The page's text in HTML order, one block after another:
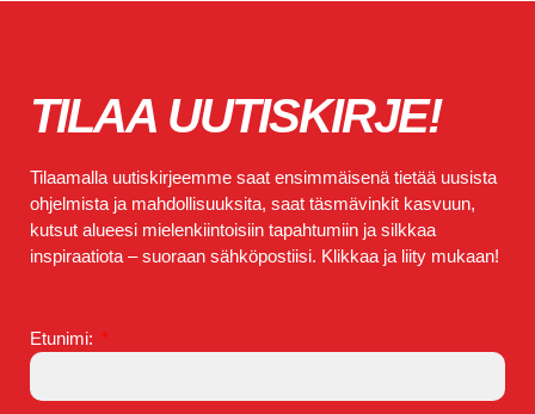
TILAA UUTISKIRJE!
Tilaamalla uutiskirjeemme saat ensimmäisenä tietää uusista
ohjelmista ja mahdollisuuksita, saat täsmävinkit kasvuun,
kutsut alueesi mielenkiintoisiin tapahtumiin ja silkkaa
inspiraatiota – suoraan sähköpostiisi. Klikkaa ja liity mukaan!
Etunimi: